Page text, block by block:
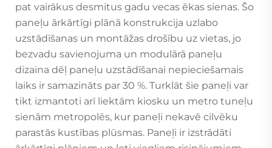
pat vairākus desmitus gadu vecas ēkas sienas. Šo
paneļu ārkārtīgi plānā konstrukcija uzlabo
uzstādīšanas un montāžas drošību uz vietas, jo
bezvadu savienojuma un modulārā paneļu
dizaina dēļ paneļu uzstādīšanai nepieciešamais
laiks ir samazināts par 30 %. Turklāt šie paneļi var
tikt izmantoti arī liektām kiosku un metro tuneļu
sienām metropolēs, kur paneļi nekavē cilvēku
parastās kustības plūsmas. Paneļi ir izstrādāti